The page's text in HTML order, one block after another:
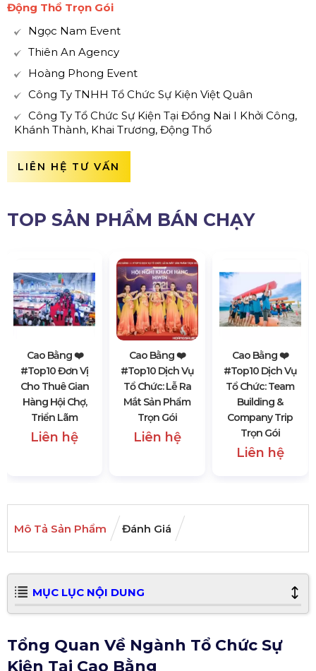
Động Thổ Trọn Gói
Ngọc Nam Event
Thiên An Agency
Hoàng Phong Event
Công Ty TNHH Tổ Chức Sự Kiện Việt Quân
Công Ty Tổ Chức Sự Kiện Tại Đồng Nai I Khởi Công,
Khánh Thành, Khai Trương, Động Thổ
LIÊN HỆ TƯ VẤN
TOP SẢN PHẨM BÁN CHẠY
Cao Bằng ❤️️
#top10 Đơn Vị
Cho Thuê Gian
Hàng Hội Chợ,
Triển Lãm
Liên hệ
Cao Bằng ❤️️
#top10 Dịch Vụ
Tổ Chức: Lễ Ra
Mắt Sản Phẩm
Trọn Gói
Liên hệ
Cao Bằng ❤️️
#top10 Dịch Vụ
Tổ Chức: Team
Building &
Company Trip
Trọn Gói
Liên hệ
Mô Tả Sản Phẩm Đánh Giá
MỤC LỤC NỘI DUNG
Tổng Quan Về Ngành Tổ Chức Sự
Kiện Tại Cao Bằng